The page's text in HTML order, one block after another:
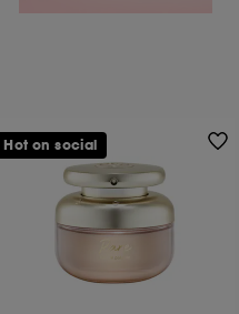
Hot on social